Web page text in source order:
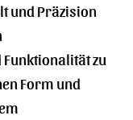
und Präzision
zu
Form und